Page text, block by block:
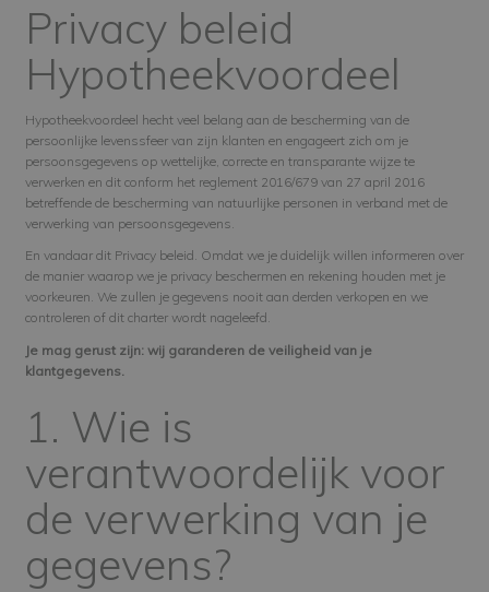
Privacy beleid
Hypotheekvoordeel
Hypotheekvoordeel hecht veel belang aan de bescherming van de
persoonlijke levenssfeer van zijn klanten en engageert zich om je
persoonsgegevens op wettelijke, correcte en transparante wijze te
verwerken en dit conform het reglement 2016/679 van 27 april 2016
betreffende de bescherming van natuurlijke personen in verband met de
verwerking van persoonsgegevens.
En vandaar dit Privacy beleid. Omdat we je duidelijk willen informeren over
de manier waarop we je privacy beschermen en rekening houden met je
voorkeuren. We zullen je gegevens nooit aan derden verkopen en we
controleren of dit charter wordt nageleefd.
Je mag gerust zijn: wij garanderen de veiligheid van je
klantgegevens.
1. Wie is
verantwoordelijk voor
de verwerking van je
gegevens?